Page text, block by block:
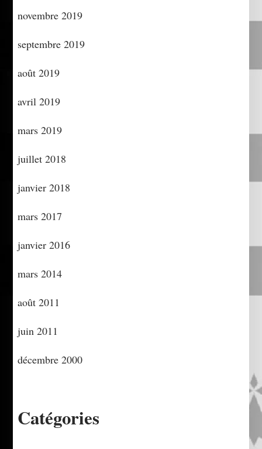
novembre 2019
septembre 2019
août 2019
avril 2019
mars 2019
juillet 2018
janvier 2018
mars 2017
janvier 2016
mars 2014
août 2011
juin 2011
décembre 2000
Catégories